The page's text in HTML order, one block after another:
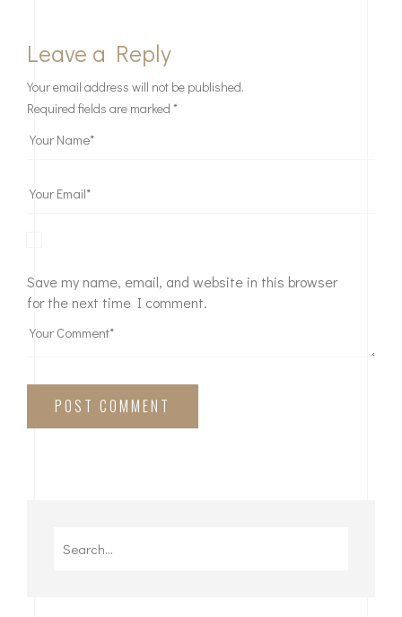
Leave a Reply
Your email address will not be published.
Required fields are marked *
Save my name, email, and website in this browser
for the next time I comment.
POST COMMENT